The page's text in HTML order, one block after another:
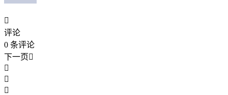

评论
0 条评论
下一页


